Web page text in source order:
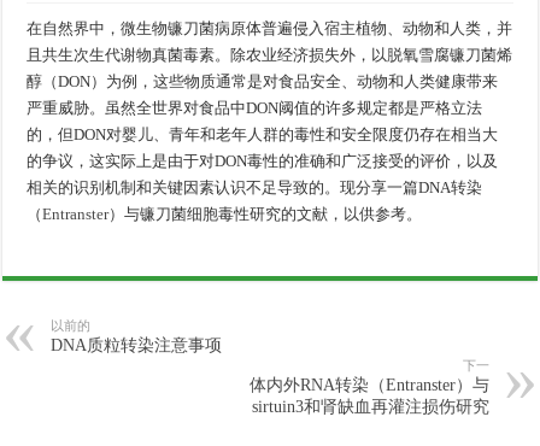
在自然界中，微生物镰刀菌病原体普遍侵入宿主植物、动物和人类，并
且共生次生代谢物真菌毒素。除农业经济损失外，以脱氧雪腐镰刀菌烯
醇（DON）为例，这些物质通常是对食品安全、动物和人类健康带来
严重威胁。虽然全世界对食品中DON阈值的许多规定都是严格立法
的，但DON对婴儿、青年和老年人群的毒性和安全限度仍存在相当大
的争议，这实际上是由于对DON毒性的准确和广泛接受的评价，以及
相关的识别机制和关键因素认识不足导致的。现分享一篇DNA转染
（Entranster）与镰刀菌细胞毒性研究的文献，以供参考。
以前的
DNA质粒转染注意事项
下一
体内外RNA转染（Entranster）与
sirtuin3和肾缺血再灌注损伤研究